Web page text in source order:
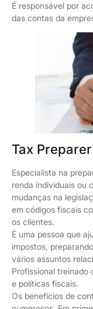
É responsável por
das contas da
Tax Preparer
Especialista na
renda individuais ou
mudanças na
em códigos fiscais
os clientes.
É uma pessoa que
impostos,
vários assuntos
Profissional treinado
e políticas fiscais.
Os benefícios de